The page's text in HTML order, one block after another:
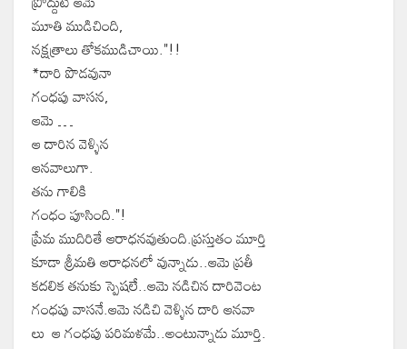
మూతి ముడిచింది,
నక్షత్రాలు తోకముడిచాయి."!!
*దారి పొడవునా
గంధపు వాసన,
ఆమె …
ఆ దారిన వెళ్ళిన
ఆనవాలుగా.
తను గాలికి
గంధం పూసింది."!
ప్రేమ ముదిరితే ఆరాధనవుతుంది.ప్రస్తుతం మూర్తి
కూడా శ్రీమతి ఆరాధనలో వున్నాడు..ఆమె ప్రతీ
కదలిక తనుకు స్పెషలే..ఆమె నడిచిన దారివెంట
గంధపు వాసనే.ఆమె నడిచి వెళ్ళిన దారి ఆనవా
లు ఆ గంధపు పరిమళమే..అంటున్నాడు మూర్తి.